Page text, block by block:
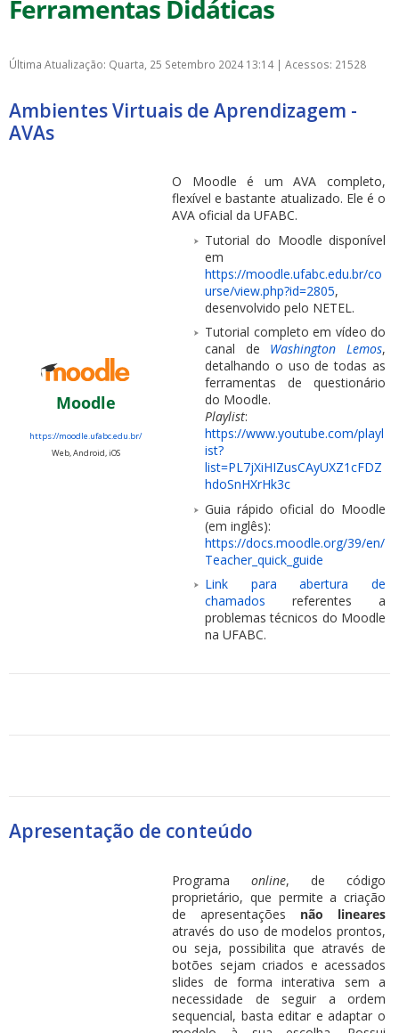
Ferramentas Didáticas
Última Atualização: Quarta, 25 Setembro 2024 13:14 | Acessos: 21528
Ambientes Virtuais de Aprendizagem -
AVAs
Moodle
https://moodle.ufabc.edu.br/
Web, Android, iOS
O Moodle é um AVA completo,
flexível e bastante atualizado. Ele é o
AVA oficial da UFABC.
Tutorial do Moodle disponível
em
https://moodle.ufabc.edu.br/co
urse/view.php?id=2805,
desenvolvido pelo NETEL.
Tutorial completo em vídeo do
canal de Washington Lemos,
detalhando o uso de todas as
ferramentas de questionário
do Moodle.
Playlist:
https://www.youtube.com/playl
ist?
list=PL7jXiHIZusCAyUXZ1cFDZ
hdoSnHXrHk3c
Guia rápido oficial do Moodle
(em inglês):
https://docs.moodle.org/39/en/
Teacher_quick_guide
Link para abertura de
chamados referentes a
problemas técnicos do Moodle
na UFABC.
Apresentação de conteúdo
Programaonline, de código
proprietário, que permite a criação
de apresentações não lineares
através do uso de modelos prontos,
ou seja, possibilita que através de
botões sejam criados e acessados
slides de forma interativa sem a
necessidade de seguir a ordem
sequencial, basta editar e adaptar o